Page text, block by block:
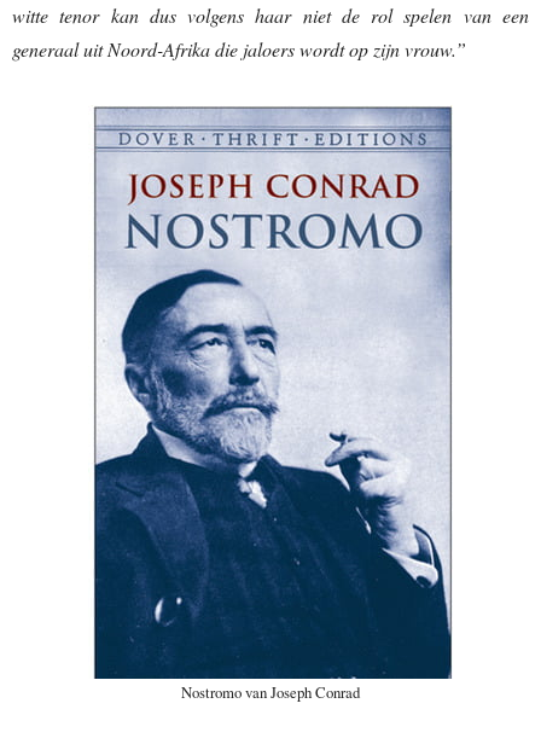
witte tenor kan dus volgens haar niet de rol spelen van een
generaal uit Noord-Afrika die jaloers wordt op zijn vrouw.”
Nostromo van Joseph Conrad